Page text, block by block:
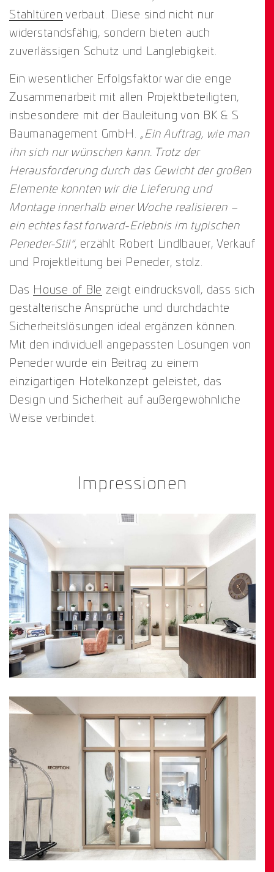
Stahltüren verbaut. Diese sind nicht nur
widerstandsfähig, sondern bieten auch
zuverlässigen Schutz und Langlebigkeit.
Ein wesentlicher Erfolgsfaktor war die enge
Zusammenarbeit mit allen Projektbeteiligten,
insbesondere mit der Bauleitung von BK & S
Baumanagement GmbH. „Ein Auftrag, wie man
ihn sich nur wünschen kann. Trotz der
Herausforderung durch das Gewicht der großen
Elemente konnten wir die Lieferung und
Montage innerhalb einer Woche realisieren –
ein echtes fast forward-Erlebnis im typischen
Peneder-Stil“, erzählt Robert Lindlbauer, Verkauf
und Projektleitung bei Peneder, stolz.
Das House of Ble zeigt eindrucksvoll, dass sich
gestalterische Ansprüche und durchdachte
Sicherheitslösungen ideal ergänzen können.
Mit den individuell angepassten Lösungen von
Peneder wurde ein Beitrag zu einem
einzigartigen Hotelkonzept geleistet, das
Design und Sicherheit auf außergewöhnliche
Weise verbindet.
Impressionen